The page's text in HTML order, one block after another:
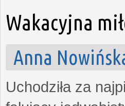
Wakacyjna
Anna
Uchodziła za